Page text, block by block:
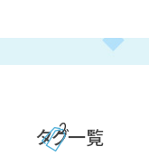
タグ一覧